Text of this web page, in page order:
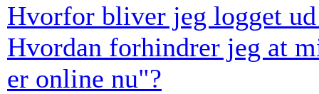
Hvorfor bliver jeg logget
Hvordan forhindrer jeg at
er online nu"?